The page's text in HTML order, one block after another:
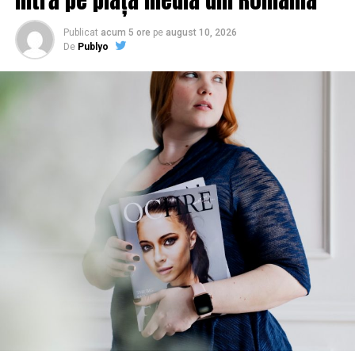
Publicat acum 5 ore pe august 10, 2026
De Publyo